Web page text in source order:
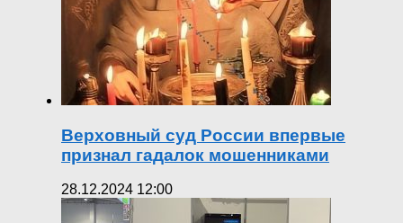
Верховный суд России впервые
признал гадалок мошенниками
28.12.2024 12:00